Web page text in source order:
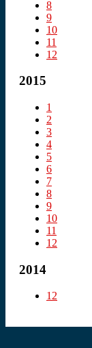
8
9
10
11
12
2015
1
2
3
4
5
6
7
8
9
10
11
12
2014
12